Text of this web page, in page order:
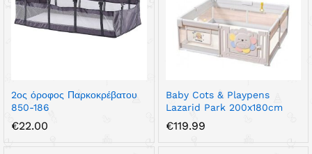
2ος όροφος Παρκοκρέβατου
850-186
€22.00
Baby Cots & Playpens
Lazarid Park 200x180cm
€119.99